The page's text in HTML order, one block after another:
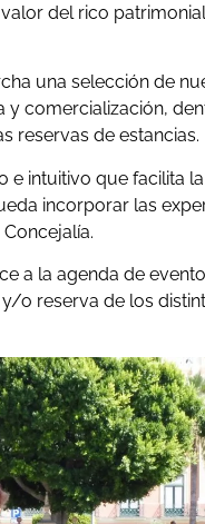
del rico
una selección de
y comercialización,
reservas de estancias.
e intuitivo que facilita
incorporar las
a la agenda de
o reserva de los